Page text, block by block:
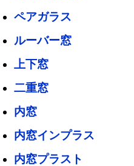
ペアガラス
ルーバー窓
上下窓
二重窓
内窓
内窓インプラス
内窓プラスト